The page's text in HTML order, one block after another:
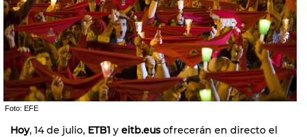
Foto: EFE
Hoy, 14 de julio, ETB1 y eitb.eusofrecerán en directo el